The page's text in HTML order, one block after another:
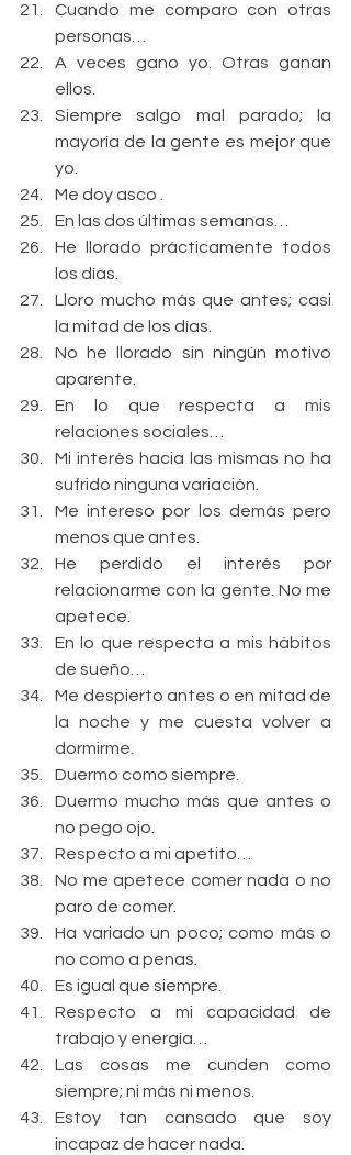
Cuando me comparo con otras
personas…
A veces gano yo. Otras ganan
ellos.
Siempre salgo mal parado; la
mayoría de la gente es mejor que
yo.
Me doy asco .
En las dos últimas semanas…
He llorado prácticamente todos
los días.
Lloro mucho más que antes; casi
la mitad de los días.
No he llorado sin ningún motivo
aparente.
En lo que respecta a mis
relaciones sociales…
Mi interés hacia las mismas no ha
sufrido ninguna variación.
Me intereso por los demás pero
menos que antes.
He perdido el interés por
relacionarme con la gente. No me
apetece.
En lo que respecta a mis hábitos
de sueño…
Me despierto antes o en mitad de
la noche y me cuesta volver a
dormirme.
Duermo como siempre.
Duermo mucho más que antes o
no pego ojo.
Respecto a mi apetito…
No me apetece comer nada o no
paro de comer.
Ha variado un poco; como más o
no como a penas.
Es igual que siempre.
Respecto a mi capacidad de
trabajo y energía…
Las cosas me cunden como
siempre; ni más ni menos.
Estoy tan cansado que soy
incapaz de hacer nada.